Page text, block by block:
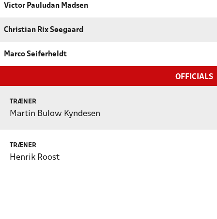
Victor Pauludan Madsen
Christian Rix Søegaard
Marco Seiferheldt
OFFICIALS
TRÆNER
Martin Bulow Kyndesen
TRÆNER
Henrik Roost